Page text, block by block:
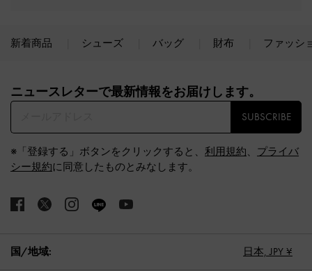
新着商品 シューズ バッグ 財布 ファッシ
ニュースレターで最新情報をお届けします。​
SUBSCRIBE
※「登録する」ボタンをクリックすると、 利用規約、 プライバ
シー規約に同意したものとみなします。
国/地域: 日本, JPY ¥